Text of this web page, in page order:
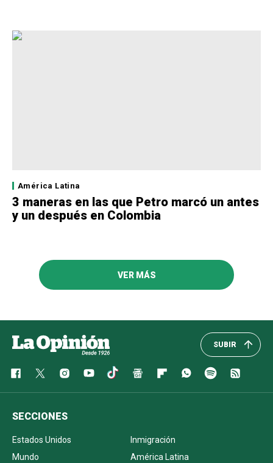
América Latina
3 maneras en las que Petro marcó un antes
y un después en Colombia
VER MÁS
SUBIR
SECCIONES
Estados Unidos
Inmigración
Mundo
América Latina